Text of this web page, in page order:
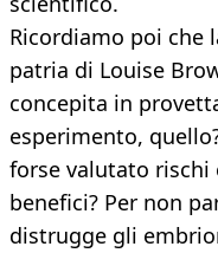
Ricordiamo poi che
patria di Louise
concepita in
esperimento,
forse valutato rischi
benefici? Per non
distrugge gli